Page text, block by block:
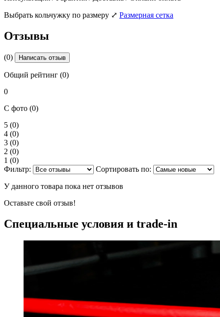
Выбрать кольчужку по размеру ⤢ Размерная сетка
Отзывы
(0) Написать отзыв
Общий рейтинг (0)
0
С фото (0)
5 (0)
4 (0)
3 (0)
2 (0)
1 (0)
Фильтр:
Сортировать по:
У данного товара пока нет отзывов
Оставьте свой отзыв!
Специальные условия и trade-in